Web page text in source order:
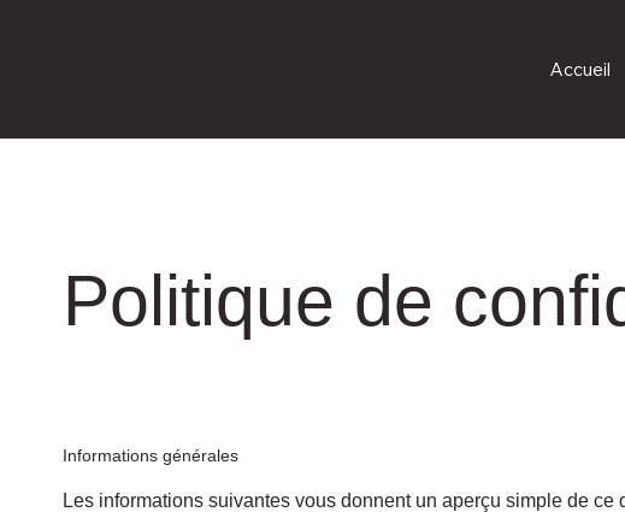
Accueil
Politique de
Informations générales
Les informations suivantes vous donnent un aperçu simple de